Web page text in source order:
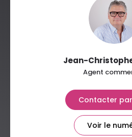
Jean-Christophe
Agent
Contacter
Voir le